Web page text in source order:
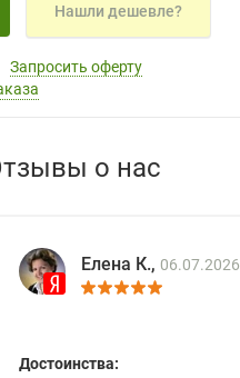
Нашли дешевле?
Запросить оферту
о нас
Елена К., 06.07.2026
Достоинства: